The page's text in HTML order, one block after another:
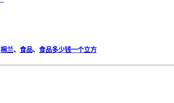
棉兰、 食品、 食品多少钱一个立方